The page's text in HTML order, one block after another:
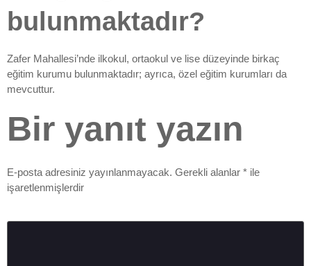
bulunmaktadır?
Zafer Mahallesi’nde ilkokul, ortaokul ve lise düzeyinde birkaç
eğitim kurumu bulunmaktadır; ayrıca, özel eğitim kurumları da
mevcuttur.
Bir yanıt yazın
E-posta adresiniz yayınlanmayacak. Gerekli alanlar * ile
işaretlenmişlerdir